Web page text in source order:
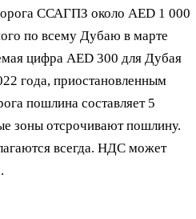
ССАГПЗ около AED 1 000
по всему Дубаю в марте
цифра AED 300 для Дубая
года, приостановленным
пошлина составляет 5
зоны отсрочивают пошлину.
всегда. НДС может